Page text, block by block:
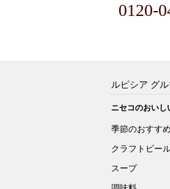
0120-
ルピシア グ
ニセコのおい
季節のおすすめ
クラフトビー
スープ